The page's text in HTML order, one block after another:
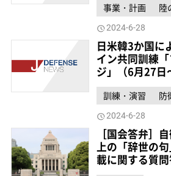
事業・計画 陸
2024-6-28
日米韓3か国に
イン共同訓練
ジ」（6月27日
訓練・演習 防
2024-6-28
［国会答弁］
上の「辞世の
載に関する質